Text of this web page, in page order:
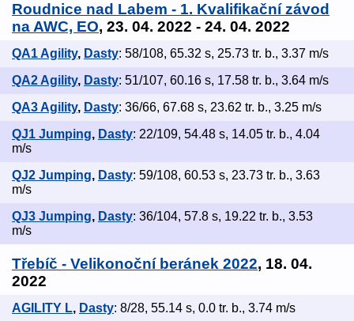
Roudnice nad Labem - 1. Kvalifikační závod
na AWC, EO, 23. 04. 2022 - 24. 04. 2022
QA1 Agility, Dasty: 58/108, 65.32 s, 25.73 tr. b., 3.37 m/s
QA2 Agility, Dasty: 51/107, 60.16 s, 17.58 tr. b., 3.64 m/s
QA3 Agility, Dasty: 36/66, 67.68 s, 23.62 tr. b., 3.25 m/s
QJ1 Jumping, Dasty: 22/109, 54.48 s, 14.05 tr. b., 4.04
m/s
QJ2 Jumping, Dasty: 59/108, 60.53 s, 23.73 tr. b., 3.63
m/s
QJ3 Jumping, Dasty: 36/104, 57.8 s, 19.22 tr. b., 3.53
m/s
Třebíč - Velikonoční beránek 2022, 18. 04.
2022
AGILITY L, Dasty: 8/28, 55.14 s, 0.0 tr. b., 3.74 m/s